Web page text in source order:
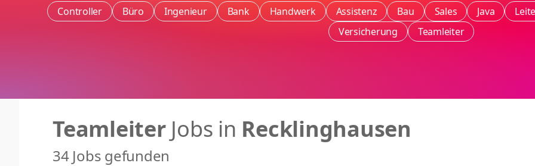
Controller Büro Ingenieur Bank Handwerk Assistenz Bau Sales Java
Versicherung
Teamleiter
TeamleiterJobs in Recklinghausen
34 Jobs gefunden